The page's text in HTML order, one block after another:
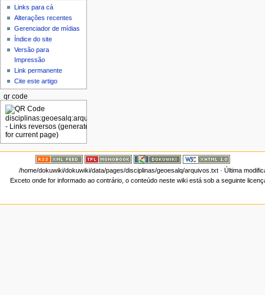
Links para cá
Alterações recentes
Gerenciador de mídias
Índice do site
Versão para
Impressão
Link permanente
Cite este artigo
qr code
/home/dokuwiki/dokuwiki/data/pages/disciplinas/geoesalq/arquivos.txt· Última
Exceto onde for informado ao contrário, o conteúdo neste wiki está sob a seguinte